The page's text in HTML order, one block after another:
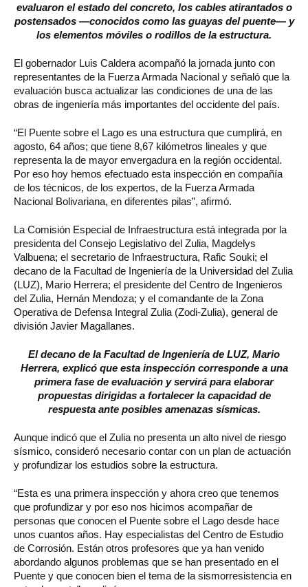
evaluaron el estado del concreto, los cables atirantados o
postensados —conocidos como las guayas del puente— y
los elementos móviles o rodillos de la estructura.
El gobernador Luis Caldera acompañó la jornada junto con
representantes de la Fuerza Armada Nacional y señaló que la
evaluación busca actualizar las condiciones de una de las
obras de ingeniería más importantes del occidente del país.
“El Puente sobre el Lago es una estructura que cumplirá, en
agosto, 64 años; que tiene 8,67 kilómetros lineales y que
representa la de mayor envergadura en la región occidental.
Por eso hoy hemos efectuado esta inspección en compañía
de los técnicos, de los expertos, de la Fuerza Armada
Nacional Bolivariana, en diferentes pilas”, afirmó.
La Comisión Especial de Infraestructura está integrada por la
presidenta del Consejo Legislativo del Zulia, Magdelys
Valbuena; el secretario de Infraestructura, Rafic Souki; el
decano de la Facultad de Ingeniería de la Universidad del Zulia
(LUZ), Mario Herrera; el presidente del Centro de Ingenieros
del Zulia, Hernán Mendoza; y el comandante de la Zona
Operativa de Defensa Integral Zulia (Zodi-Zulia), general de
división Javier Magallanes.
El decano de la Facultad de Ingeniería de LUZ, Mario
Herrera, explicó que esta inspección corresponde a una
primera fase de evaluación y servirá para elaborar
propuestas dirigidas a fortalecer la capacidad de
respuesta ante posibles amenazas sísmicas.
Aunque indicó que el Zulia no presenta un alto nivel de riesgo
sísmico, consideró necesario contar con un plan de actuación
y profundizar los estudios sobre la estructura.
“Esta es una primera inspección y ahora creo que tenemos
que profundizar y por eso nos hicimos acompañar de
personas que conocen el Puente sobre el Lago desde hace
unos cuantos años. Hay especialistas del Centro de Estudio
de Corrosión. Están otros profesores que ya han venido
abordando algunos problemas que se han presentado en el
Puente y que conocen bien el tema de la sismorresistencia en